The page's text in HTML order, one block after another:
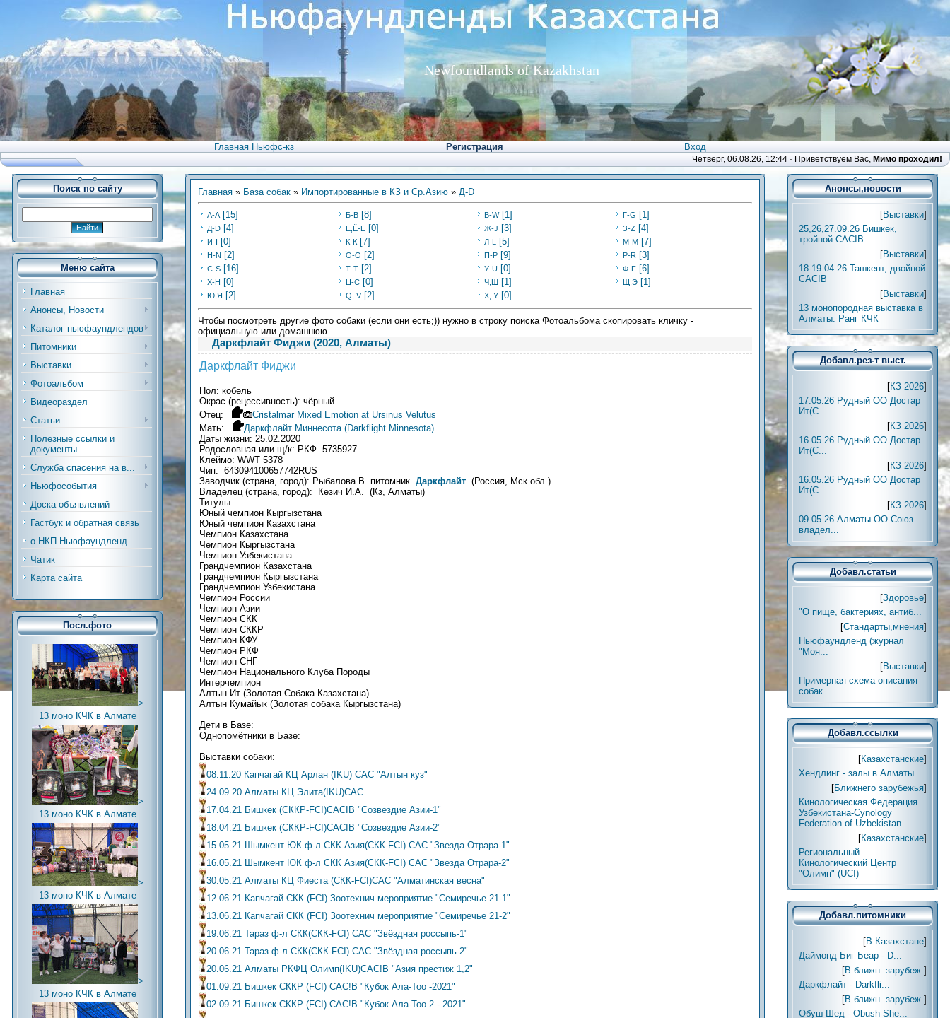
Newfoundlands of Kazakhstan
Главная Ньюфс-кз Регистрация Вход
Четверг, 06.08.26, 12:44 · Приветствуем Вас, Мимо проходил!
Поиск по сайту
Меню сайта
Главная
Анонсы, Новости
Каталог ньюфаундлендов
Питомники
Выставки
Фотоальбом
Видеораздел
Статьи
Полезные ссылки и
документы
Служба спасения на в...
Ньюфособытия
Доска объявлений
Гастбук и обратная связь
о НКП Ньюфаундленд
Чатик
Карта сайта
Посл.фото
>
13 моно КЧК в Алмате
>
13 моно КЧК в Алмате
>
13 моно КЧК в Алмате
>
13 моно КЧК в Алмате
Главная » База собак » Импортированные в КЗ и Ср.Азию » Д-D
А-А [15] Б-В [8] В-W [1] Г-G [1]
Д-D [4] Е,Ё-Е [0] Ж-J [3] З-Z [4]
И-I [0] К-К [7] Л-L [5] М-М [7]
Н-N [2] О-О [2] П-P [9] Р-R [3]
С-S [16] Т-Т [2] У-U [0] Ф-F [6]
Х-H [0] Ц-C [0] Ч,Ш [1] Щ,Э [1]
Ю,Я [2] Q, V [2] X, Y [0]
Чтобы посмотреть другие фото собаки (если они есть;)) нужно в строку поиска Фотоальбома скопировать кличку -
официальную или домашнюю
Даркфлайт Фиджи (2020, Алматы)
Даркфлайт Фиджи
Пол: кобель
Окрас (рецессивность): чёрный
Отец:
Cristalmar Mixed Emotion at Ursinus Velutus
Мать:
Даркфлайт Миннесота (Darkflight Minnesota)
Даты жизни: 25.02.2020
Родословная или щ/к: РКФ 5735927
Клеймо: WWT 5378
Чип: 643094100657742RUS
Заводчик (страна, город): Рыбалова В. питомник Даркфлайт (Россия, Мск.обл.)
Владелец (страна, город): Кезич И.А. (Кз, Алматы)
Титулы:
Юный чемпион Кыргызстана
Юный чемпион Казахстана
Чемпион Казахстана
Чемпион Кыргызстана
Чемпион Узбекистана
Грандчемпион Казахстана
Грандчемпион Кыргызстана
Грандчемпион Узбекистана
Чемпион России
Чемпион Азии
Чемпион СКК
Чемпион СККР
Чемпион КФУ
Чемпион РКФ
Чемпион СНГ
Чемпион Национального Клуба Породы
Интерчемпион
Алтын Ит (Золотая Собака Казахстана)
Алтын Кумайык (Золотая собака Кыргызстана)
Дети в Базе:
Однопомётники в Базе:
Выставки собаки:
08.11.20 Капчагай КЦ Арлан (IKU) САС "Алтын куз"
24.09.20 Алматы КЦ Элита(IKU)САС
17.04.21 Бишкек (СККР-FCI)CACIB "Созвездие Азии-1"
18.04.21 Бишкек (СККР-FCI)CACIB "Созвездие Азии-2"
15.05.21 Шымкент ЮК ф-л СКК Азия(СКК-FCI) САС "Звезда Отрара-1"
16.05.21 Шымкент ЮК ф-л СКК Азия(СКК-FCI) САС "Звезда Отрара-2"
30.05.21 Алматы КЦ Фиеста (СКК-FCI)CAC "Алматинская весна"
12.06.21 Капчагай СКК (FCI) Зоотехнич мероприятие "Семиречье 21-1"
13.06.21 Капчагай СКК (FCI) Зоотехнич мероприятие "Семиречье 21-2"
19.06.21 Тараз ф-л СКК(СКК-FCI) CAC "Звёздная россыпь-1"
20.06.21 Тараз ф-л СКК(СКК-FCI) CAC "Звёздная россыпь-2"
20.06.21 Алматы РКФЦ Олимп(IKU)САС!В "Азия престиж 1,2"
01.09.21 Бишкек СККР (FCI) САС!В "Кубок Ала-Тоо -2021"
02.09.21 Бишкек СККР (FCI) САС!В "Кубок Ала-Тоо 2 - 2021"
Анонсы,новости
[Выставки]
25,26,27.09.26 Бишкек,
тройной CACIB
[Выставки]
18-19.04.26 Ташкент, двойной
CACIB
[Выставки]
13 монопородная выставка в
Алматы. Ранг КЧК
Добавл.рез-т выст.
[КЗ 2026]
17.05.26 Рудный ОО Достар
Ит(С...
[КЗ 2026]
16.05.26 Рудный ОО Достар
Ит(С...
[КЗ 2026]
16.05.26 Рудный ОО Достар
Ит(С...
[КЗ 2026]
09.05.26 Алматы ОО Союз
владел...
Добавл.статьи
[Здоровье]
"О пище, бактериях, антиб...
[Стандарты,мнения]
Ньюфаундленд (журнал
"Моя...
[Выставки]
Примерная схема описания
собак...
Добавл.ссылки
[Казахстанские]
Хендлинг - залы в Алматы
[Ближнего зарубежья]
Кинологическая Федерация
Узбекистана-Cynology
Federation of Uzbekistan
[Казахстанские]
Региональный
Кинологический Центр
"Олимп" (UCI)
Добавл.питомники
[В Казахстане]
Даймонд Биг Беар - D...
[В ближн. зарубеж.]
Даркфлайт - Darkfli...
[В ближн. зарубеж.]
Обуш Шед - Obush She...